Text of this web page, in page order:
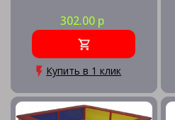
302.00 р
Купить в 1 клик